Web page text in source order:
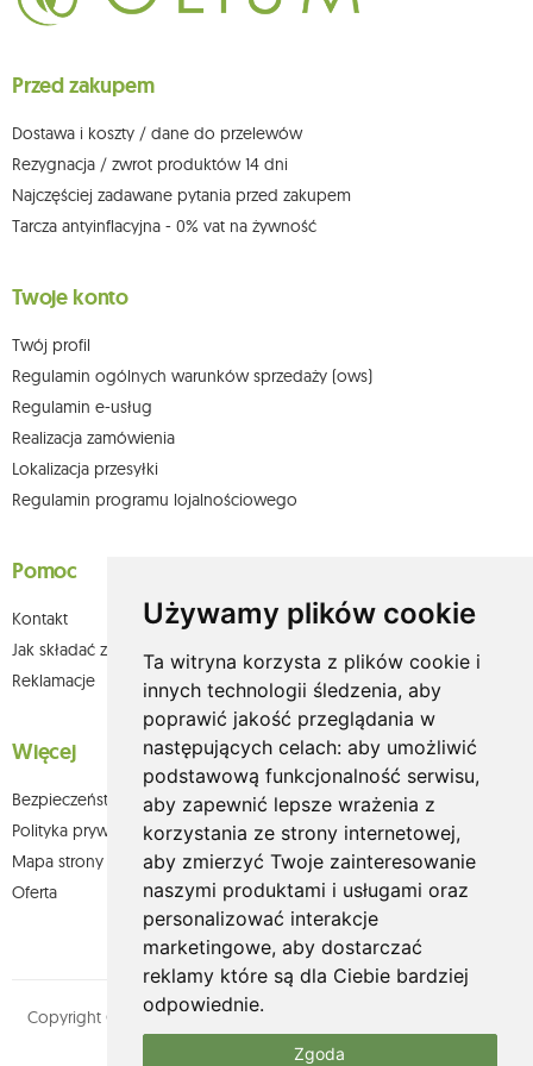
Używamy plików cookie
Ta witryna korzysta z plików cookie i
innych technologii śledzenia, aby
poprawić jakość przeglądania w
następujących celach: aby umożliwić
podstawową funkcjonalność serwisu,
aby zapewnić lepsze wrażenia z
korzystania ze strony internetowej,
aby zmierzyć Twoje zainteresowanie
naszymi produktami i usługami oraz
personalizować interakcje
marketingowe, aby dostarczać
reklamy które są dla Ciebie bardziej
odpowiednie.
Zgoda
ich sprostowania, usunięcia, ograniczenia przetwarzania, wniesienia
sprzeciwu wobec przetwarzania swoich danych oraz prawo do
którego dokonano na podstawie zgody przed jej cofnięciem. W tym celu
możesz kontaktować się z działem obsługi klienta Mouton Interactive pod
Więcej informacji: www.mouton.pl/ODO
Przed zakupem
Dostawa i koszty / dane do przelewów
Rezygnacja / zwrot produktów 14 dni
Najczęściej zadawane pytania przed zakupem
Tarcza antyinflacyjna - 0% vat na żywność
Twoje konto
Twój profil
Regulamin ogólnych warunków sprzedaży (ows)
Regulamin e-usług
Realizacja zamówienia
Lokalizacja przesyłki
Regulamin programu lojalnościowego
Pomoc
Kontakt
Jak składać zamówienia w sklepie olium.pl?
Reklamacje
Więcej
Bezpieczeństwo płatności
Polityka prywatności
Mapa strony
Oferta
Copyright © olium.pl. Wszystkie prawa zastrzeżone. Designed by
MOUTON interactive